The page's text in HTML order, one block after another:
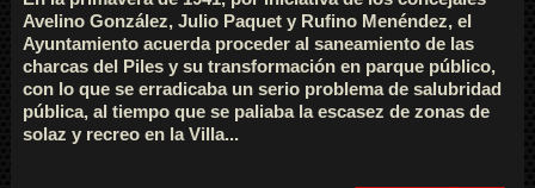
Avelino González, Julio Paquet y Rufino Menéndez, el
Ayuntamiento acuerda proceder al saneamiento de las
charcas del Piles y su transformación en parque público,
con lo que se erradicaba un serio problema de salubridad
pública, al tiempo que se paliaba la escasez de zonas de
solaz y recreo en la Villa...